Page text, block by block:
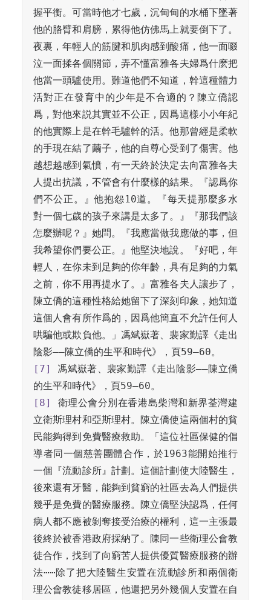
握平衡。可當時他才七歲，沉甸甸的水桶下墜著
他的胳臂和肩膀，累得他仿佛馬上就要倒下了。
夜裏，年輕人的筋腱和肌肉感到酸痛，他一面啜
泣一面揉各個關節，弄不懂富雅各夫婦爲什麽把
他當一頭驢使用。難道他們不知道，幹這種體力
活對正在發育中的少年是不合適的？陳立僑認
爲，對他來説其實並不公正，因爲這樣小小年紀
的他實際上是在幹毛驢幹的活。他那曾經是柔軟
的手現在結了繭子，他的自尊心受到了傷害。他
越想越感到氣憤，有一天終於決定去向富雅各夫
人提出抗議，不管會有什麼樣的結果。『認爲你
們不公正。』他抱怨10道。『每天提那麼多水
對一個七歲的孩子來講是太多了。』『那我們該
怎麼辦呢？』她問。『我應當做我應做的事，但
我希望你們要公正。』他堅決地說。『好吧，年
輕人，在你未到足夠的你年齡，具有足夠的力氣
之前，你不用再提水了。』富雅各夫人讓步了，
陳立僑的這種性格給她留下了深刻印象，她知道
這個人會有所作爲的，因爲他簡直不允許任何人
哄騙他或欺負他。」馮斌嶽著、裴家勤譯《走出
[7]
馮斌嶽著、裴家勤譯《走出陰影——陳立僑
[8]
衛理公會分別在香港島柴灣和新界荃灣建
立衛斯理村和亞斯理村。陳立僑使這兩個村的貧
民能夠得到免費醫療救助。「這位社區保健的倡
導者同一個慈善團體合作，於1963能開始推行
一個『流動診所』計劃。這個計劃使大陸醫生，
後來還有牙醫，能夠到貧窮的社區去為人們提供
幾乎是免費的醫療服務。陳立僑堅決認爲，任何
病人都不應被剝奪接受治療的權利，這一主張最
後終於被香港政府採納了。陳同一些衛理公會教
徒合作，找到了向窮苦人提供優質醫療服務的辦
法⋯⋯除了把大陸醫生安置在流動診所和兩個衛
理公會教徒移居區，他還把另外幾個人安置在自